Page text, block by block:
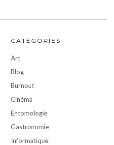
CATÉGORIES
Art
Blog
Burnout
Cinéma
Entomologie
Gastronomie
Informatique